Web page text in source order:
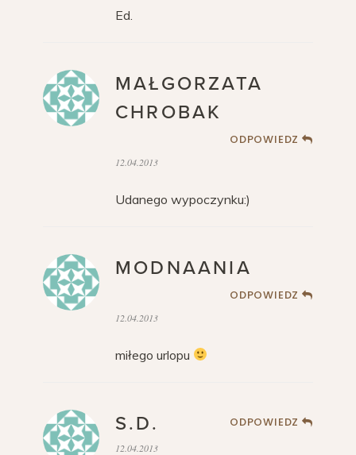
Ed.
MAŁGORZATA
CHROBAK
ODPOWIEDZ
12.04.2013
Udanego wypoczynku:)
MODNAANIA
ODPOWIEDZ
12.04.2013
miłego urlopu
S.D. ODPOWIEDZ
12.04.2013